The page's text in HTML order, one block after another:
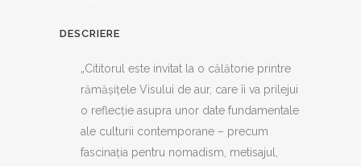
Adriana
Oprea)
quantity
DESCRIERE
„Cititorul este invitat la o călătorie printre
rămăşiţele Visului de aur, care îi va prilejui
o reflecţie asupra unor date fundamentale
ale culturii contemporane – precum
fascinaţia pentru nomadism, metisajul,